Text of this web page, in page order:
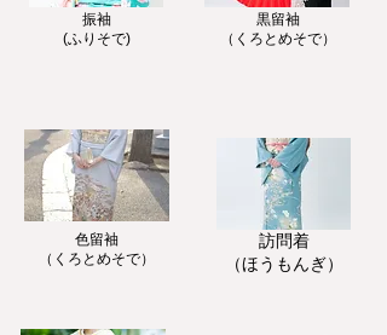
​振袖
(ふりそで)
黒留袖
​（くろとめそで）
色留袖
​（くろとめそで）
訪問着
​（ほうもんぎ）